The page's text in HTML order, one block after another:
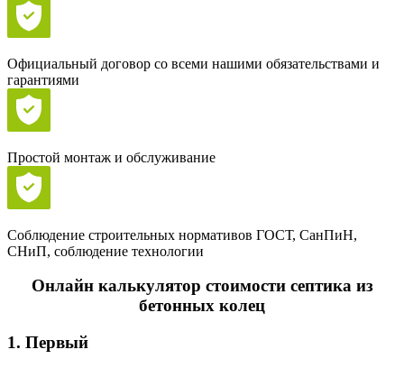
Официальный договор со всеми нашими обязательствами и
гарантиями
Простой монтаж и обслуживание
Соблюдение строительных нормативов ГОСТ, СанПиН,
СНиП, соблюдение технологии
Онлайн калькулятор стоимости септика из
бетонных колец
1. Первый